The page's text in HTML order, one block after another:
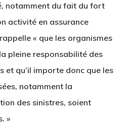
notamment du fait du fort
activité en assurance
« que les organismes
pleine responsabilité des
et qu’il importe donc que les
notamment la
des sinistres, soient
»